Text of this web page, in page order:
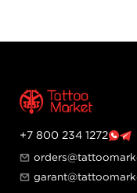
+7 800 234 1272